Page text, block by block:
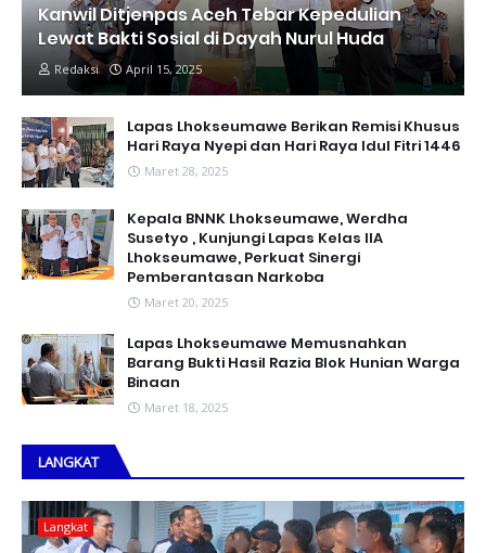
Kanwil Ditjenpas Aceh Tebar Kepedulian
Lewat Bakti Sosial di Dayah Nurul Huda
Redaksi April 15, 2025
Lapas Lhokseumawe Berikan Remisi Khusus
Hari Raya Nyepi dan Hari Raya Idul Fitri 1446
Maret 28, 2025
Kepala BNNK Lhokseumawe, Werdha
Susetyo , Kunjungi Lapas Kelas IIA
Lhokseumawe, Perkuat Sinergi
Pemberantasan Narkoba
Maret 20, 2025
Lapas Lhokseumawe Memusnahkan
Barang Bukti Hasil Razia Blok Hunian Warga
Binaan
Maret 18, 2025
LANGKAT
Langkat